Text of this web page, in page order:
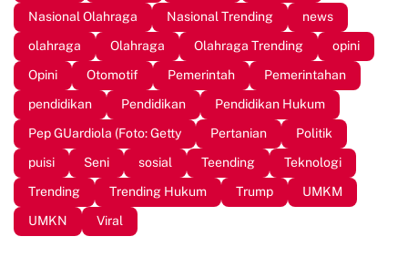
Nasional Olahraga
Nasional Trending
news
olahraga
Olahraga Olahraga Trending
opini
Opini
Otomotif Pemerintah
Pemerintahan
pendidikan
Pendidikan
Pendidikan Hukum
Pep GUardiola (Foto: Getty
Pertanian
Politik
puisi
Seni sosial Teending
Teknologi
Trending
Trending Hukum Trump
UMKM
UMKN
Viral